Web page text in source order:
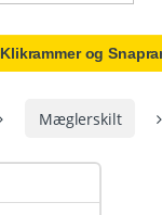
Klikrammer og
Mæglerskilt